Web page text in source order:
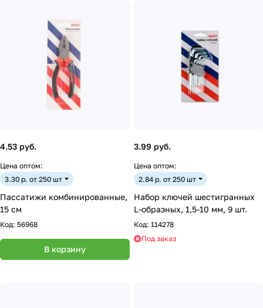
4.53 руб.
Цена оптом:
3.30 р. от 250 шт
Пассатижи комбинированные,
15 см
Код: 56968
В корзину
3.99 руб.
Цена оптом:
2.84 р. от 250 шт
Набор ключей шестигранных
L-образных, 1,5-10 мм, 9 шт.
Код: 114278
Под заказ